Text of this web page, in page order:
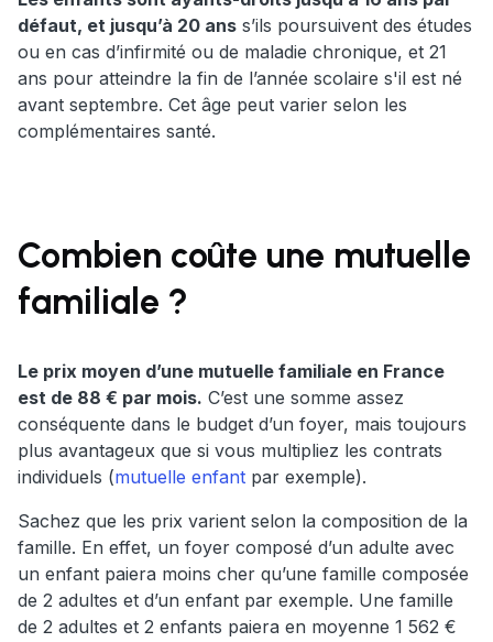
défaut, et jusqu’à 20 ans s’ils poursuivent des études
ou en cas d’infirmité ou de maladie chronique, et 21
ans pour atteindre la fin de l’année scolaire s'il est né
avant septembre. Cet âge peut varier selon les
complémentaires santé.
Combien coûte une mutuelle
familiale ?
Le prix moyen d’une mutuelle familiale en France
est de 88 € par mois. C’est une somme assez
conséquente dans le budget d’un foyer, mais toujours
plus avantageux que si vous multipliez les contrats
individuels (mutuelle enfant par exemple).
Sachez que les prix varient selon la composition de la
famille. En effet, un foyer composé d’un adulte avec
un enfant paiera moins cher qu’une famille composée
de 2 adultes et d’un enfant par exemple. Une famille
de 2 adultes et 2 enfants paiera en moyenne 1 562 €